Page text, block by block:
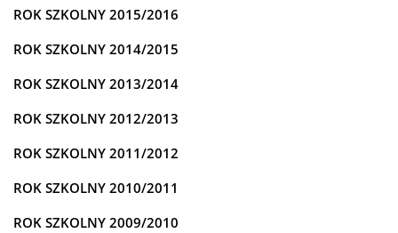
ROK SZKOLNY 2015/2016
ROK SZKOLNY 2014/2015
ROK SZKOLNY 2013/2014
ROK SZKOLNY 2012/2013
ROK SZKOLNY 2011/2012
ROK SZKOLNY 2010/2011
ROK SZKOLNY 2009/2010